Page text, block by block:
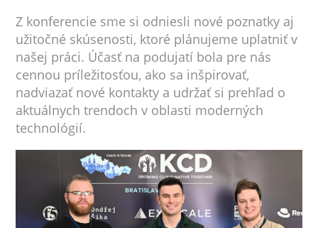
Z konferencie sme si odniesli nové poznatky aj
užitočné skúsenosti, ktoré plánujeme uplatniť v
našej práci. Účasť na podujatí bola pre nás
cennou príležitosťou, ako sa inšpirovať,
nadviazať nové kontakty a udržať si prehľad o
aktuálnych trendoch v oblasti moderných
technológií.